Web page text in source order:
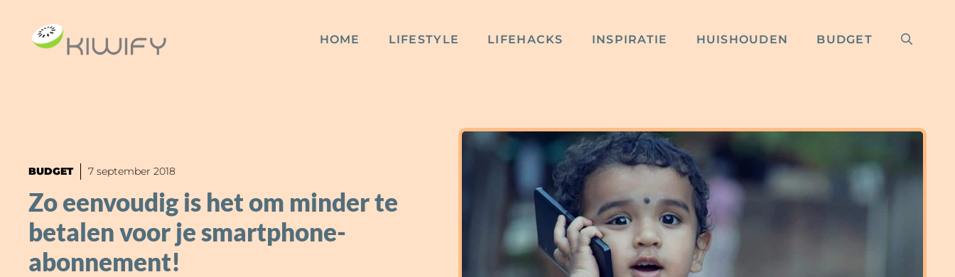
HOME LIFESTYLE LIFEHACKS INSPIRATIE HUISHOUDEN BUDGET
BUDGET 7 september 2018
Zo eenvoudig is het om minder te
betalen voor je smartphone-
abonnement!